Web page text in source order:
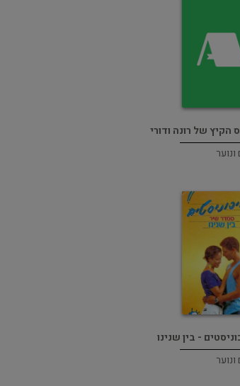
הקיץ של רונה ודורי
ונוער
- בין שנינו
ונוער